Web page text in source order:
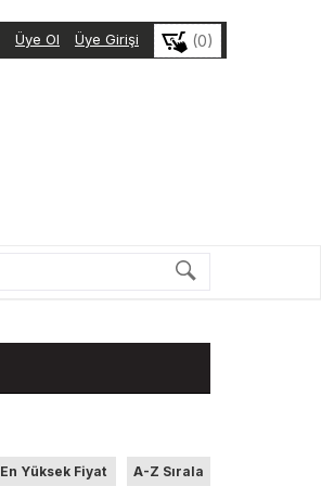
Üye Ol Üye Girişi (0)
En Yüksek Fiyat A-Z Sırala